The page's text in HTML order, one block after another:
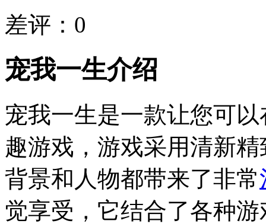
差评： 0
宠我一生介绍
宠我一生是一款让您可
趣游戏，游戏采用清新
背景和人物都带来了非常
觉享受，它结合了各种